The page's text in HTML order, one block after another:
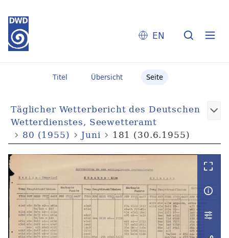
EN
Titel Übersicht Seite
Täglicher Wetterbericht des Deutschen
Wetterdienstes, Seewetteramt
80 (1955)
Juni 181 (30.6.1955)